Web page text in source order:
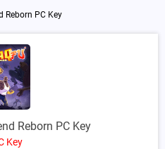
Reborn PC Key
Reborn PC Key
Key